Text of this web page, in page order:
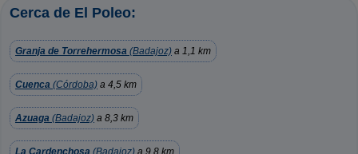
Cerca de El Poleo:
Granja de Torrehermosa (Badajoz) a 1,1 km
Cuenca (Córdoba) a 4,5 km
Azuaga (Badajoz) a 8,3 km
La Cardenchosa (Badajoz) a 9,8 km